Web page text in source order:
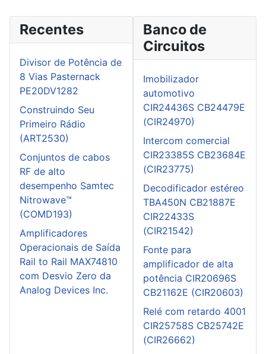
Recentes
Divisor de Potência de
8 Vias Pasternack
PE20DV1282
Construindo Seu
Primeiro Rádio
(ART2530)
Conjuntos de cabos
RF de alto
desempenho Samtec
Nitrowave™
(COMD193)
Amplificadores
Operacionais de Saída
Rail to Rail MAX74810
com Desvio Zero da
Analog Devices Inc.
Banco de
Circuitos
Imobilizador
automotivo
CIR24436S CB24479E
(CIR24970)
Intercom comercial
CIR23385S CB23684E
(CIR23775)
Decodificador estéreo
TBA450N CB21887E
CIR22433S
(CIR21542)
Fonte para
amplificador de alta
potência CIR20696S
CB21162E (CIR20603)
Relé com retardo 4001
CIR25758S CB25742E
(CIR26662)